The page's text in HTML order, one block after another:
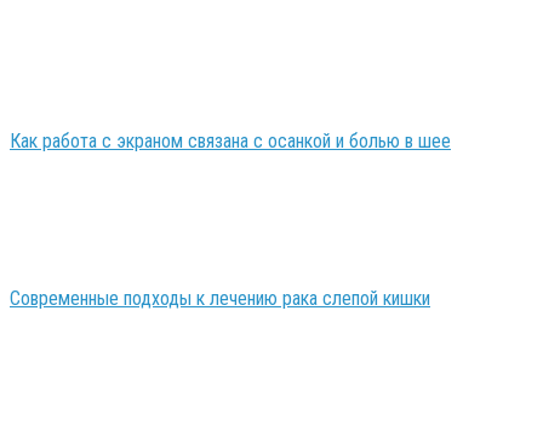
Как работа с экраном связана с осанкой и болью в шее
Современные подходы к лечению рака слепой кишки